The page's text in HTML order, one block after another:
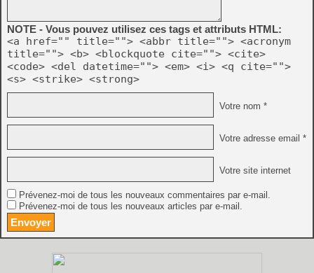
NOTE - Vous pouvez utilisez ces tags et attributs HTML:
<a href="" title=""> <abbr title=""> <acronym
title=""> <b> <blockquote cite=""> <cite>
<code> <del datetime=""> <em> <i> <q cite="">
<s> <strike> <strong>
Votre nom *
Votre adresse email *
Votre site internet
Prévenez-moi de tous les nouveaux commentaires par e-mail.
Prévenez-moi de tous les nouveaux articles par e-mail.